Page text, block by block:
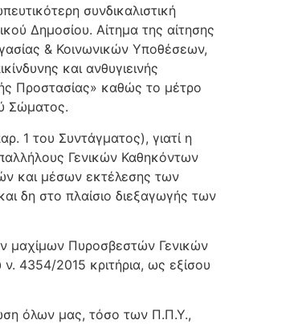
συνδικαλιστική
Δημοσίου. Αίτημα της αίτησης
& Κοινωνικών Υποθέσεων,
και ανθυγιεινής
Προστασίας» καθώς το μέτρο
Σώματος.
1 του Συντάγματος), γιατί η
Γενικών Καθηκόντων
και μέσων εκτέλεσης των
δη στο πλαίσιο διεξαγωγής των
μαχίμων Πυροσβεστών Γενικών
4354/2015 κριτήρια, ως εξίσου
όλων μας, τόσο των Π.Π.Υ.,